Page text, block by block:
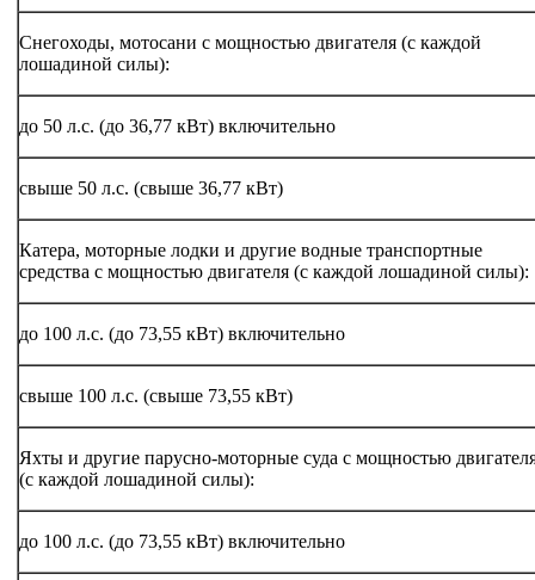
Снегоходы, мотосани с мощностью двигателя (с каждой
лошадиной силы):
до 50 л.с. (до 36,77 кВт) включительно
свыше 50 л.с. (свыше 36,77 кВт)
Катера, моторные лодки и другие водные транспортные
средства с мощностью двигателя (с каждой лошадиной силы):
до 100 л.с. (до 73,55 кВт) включительно
свыше 100 л.с. (свыше 73,55 кВт)
Яхты и другие парусно-моторные суда с мощностью
(с каждой лошадиной силы):
до 100 л.с. (до 73,55 кВт) включительно